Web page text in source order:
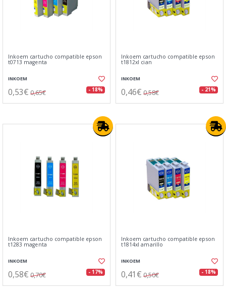
Inkoem cartucho compatible epson
t0713 magenta
INKOEM
0,53€ 0,65€ - 18%
Inkoem cartucho compatible epson
t1812xl cian
INKOEM
0,46€ 0,58€ - 21%
Inkoem cartucho compatible epson
t1283 magenta
INKOEM
0,58€ 0,70€ - 17%
Inkoem cartucho compatible epson
t1814xl amarillo
INKOEM
0,41€ 0,50€ - 18%